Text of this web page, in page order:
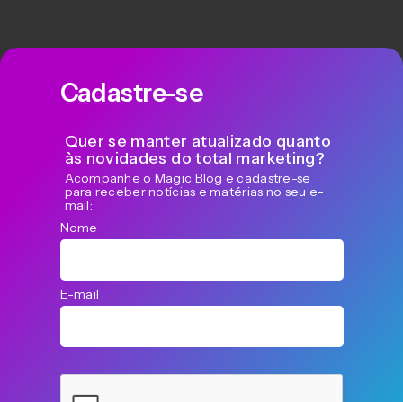
Cadastre-se
Quer se manter atualizado quanto
às novidades do total marketing?
Acompanhe o Magic Blog e cadastre-se
para receber notícias e matérias no seu e-
mail:
Nome
E-mail